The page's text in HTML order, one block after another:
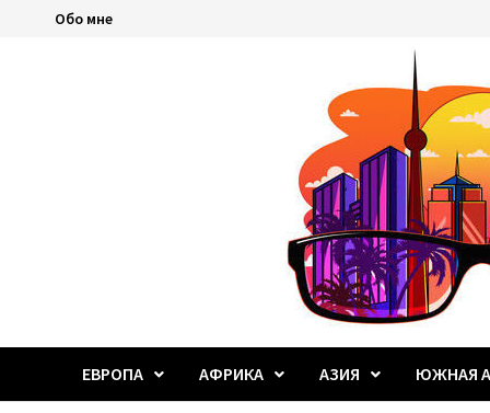
ПерейтиОбо мне
ЕВРОПА АФРИКА АЗИЯ ЮЖНАЯ